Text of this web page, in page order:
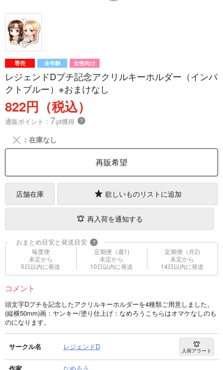
専売 全年齢 女性向け
レジェンドDプチ記念アクリルキーホルダー（インパ
クトブルー）※おまけなし
822円（税込）
通販ポイント： 7pt獲得 ？
╳ ：在庫なし
再販希望
店舗在庫 欲しいものリストに追加
再入荷を通知する
おまとめ目安と発送目安 ?
毎度便
未定から
5日以内に発送
定期便（週1)
未定から
10日以内に発送
定期便（月2)
未定から
14日以内に発送
コメント
頭文字Dプチを記念したアクリルキーホルダーを4種類ご用意しました。
(縦横50mm)画：ヤンキー/塗り仕上げ：なめろうこちらはオマケなしのも
のになります。
サークル名 レジェンドD 入荷アラート